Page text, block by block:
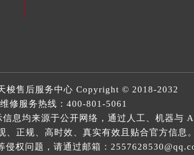
梭售后服务中心 Copyright © 2018-2032
维修服务热线： 400-801-5061
息均来源于公开网络，通过人工、机器与
正规、高时效、真实有效且贴合官方信息
权问题，请通过邮箱：